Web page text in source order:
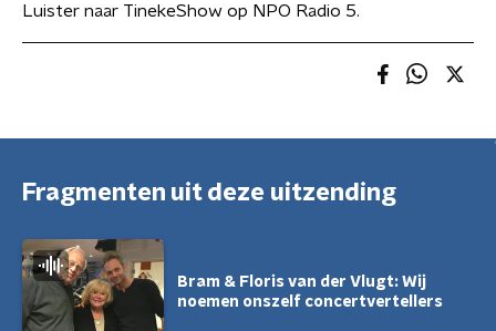
Luister naar TinekeShow op NPO Radio 5.
Fragmenten uit deze uitzending
Bram & Floris van der Vlugt: Wij
noemen onszelf concertvertellers